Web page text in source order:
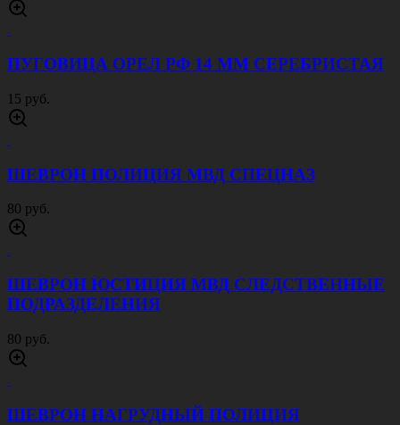
ПУГОВИЦА ОРЕЛ РФ 14 ММ СЕРЕБРИСТАЯ
15 руб.
ШЕВРОН ПОЛИЦИЯ МВД СПЕЦНАЗ
80 руб.
ШЕВРОН ЮСТИЦИЯ МВД СЛЕДСТВЕННЫЕ
ПОДРАЗДЕЛЕНИЯ
80 руб.
ШЕВРОН НАГРУДНЫЙ ПОЛИЦИЯ